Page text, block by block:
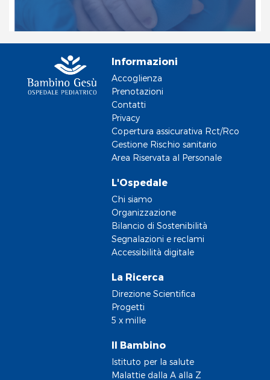
Informazioni
Accoglienza
Prenotazioni
Contatti
Privacy
Copertura assicurativa Rct/Rco
Gestione Rischio sanitario
Area Riservata al Personale
L'Ospedale
Chi siamo
Organizzazione
Bilancio di Sostenibilità
Segnalazioni e reclami
Accessibilità digitale
La Ricerca
Direzione Scientifica
Progetti
5 x mille
Il Bambino
Istituto per la salute
Malattie dalla A alla Z